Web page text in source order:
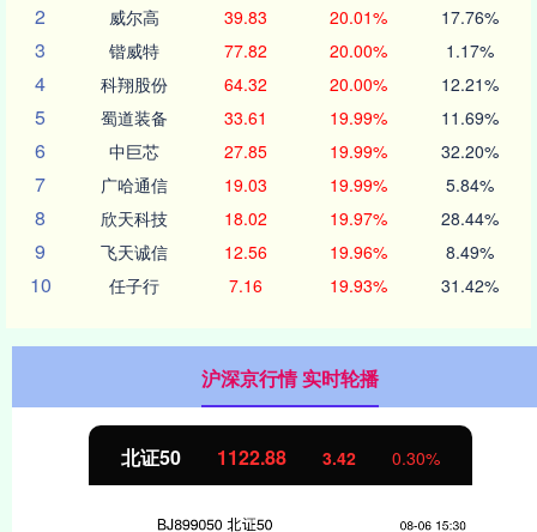
2 威尔高 39.83 20.01% 17.76%
3 锴威特 77.82 20.00% 1.17%
4 科翔股份 64.32 20.00% 12.21%
5 蜀道装备 33.61 19.99% 11.69%
6 中巨芯 27.85 19.99% 32.20%
7 广哈通信 19.03 19.99% 5.84%
8 欣天科技 18.02 19.97% 28.44%
9 飞天诚信 12.56 19.96% 8.49%
10 任子行 7.16 19.93% 31.42%
沪深京行情 实时轮播
北证50 1122.88 3.42 0.30%